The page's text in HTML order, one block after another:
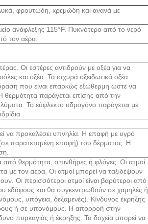
φρουτώδη, κρεμώδη και ανανά με
ανάφλεξης 115°F. Πυκνότερο από το νερό
τον αέρα.
Οι εστέρες αντιδρούν με οξέα για να
και οξέα. Τα ισχυρά οξειδωτικά οξέα
που είναι επαρκώς εξώθερμη ώστε να
θερμότητα παράγεται επίσης από την
Το εύφλεκτο υδρογόνο παράγεται με
να προκαλέσει υπνηλία. Η επαφή με υγρό
​​παρατεταμένη επαφή) του δέρματος. Η
θερμότητα, σπινθήρες ή φλόγες. Οι ατμοί
με τον αέρα. Οι ατμοί μπορεί να ταξιδέψουν
Οι περισσότεροι ατμοί είναι βαρύτεροι από
εδάφους και θα συγκεντρωθούν σε χαμηλές ή
υπόγεια, δεξαμενές). Κίνδυνος έκρηξης
ή σε υπονόμους. Η απορροή στην
πυρκαγιάς ή έκρηξης. Τα δοχεία μπορεί να